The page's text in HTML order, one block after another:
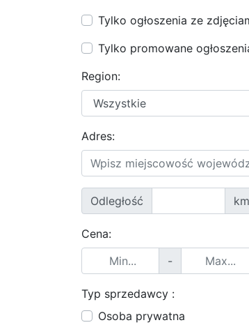
Tylko ogłoszenia ze
Tylko promowane
Region:
Adres:
Odległość km
Cena:
-
Typ sprzedawcy :
Osoba prywatna